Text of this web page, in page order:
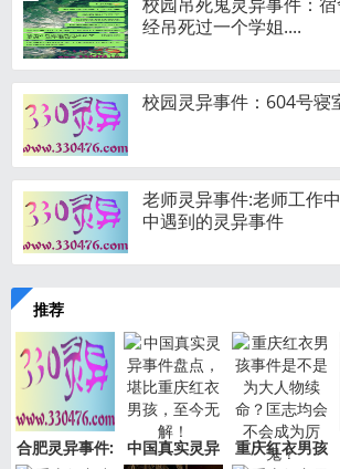
经吊死过一个学姐....
校园灵异事件：604号寝
老师灵异事件:老师工作
中遇到的灵异事件
推荐
合肥灵异事件:
中国真实灵异
重庆红衣男孩